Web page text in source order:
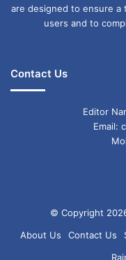
are designed to ensure a
users and to
Contact Us
Editor
Email:
© Copyright
About Us
Contact Us